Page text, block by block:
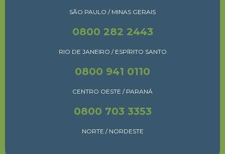
SÃO PAULO / MINAS GERAIS
0800 282 2443
RIO DE JANEIRO / ESPÍRITO SANTO
0800 941 0110
CENTRO OESTE / PARANÁ
0800 703 3353
NORTE / NORDESTE